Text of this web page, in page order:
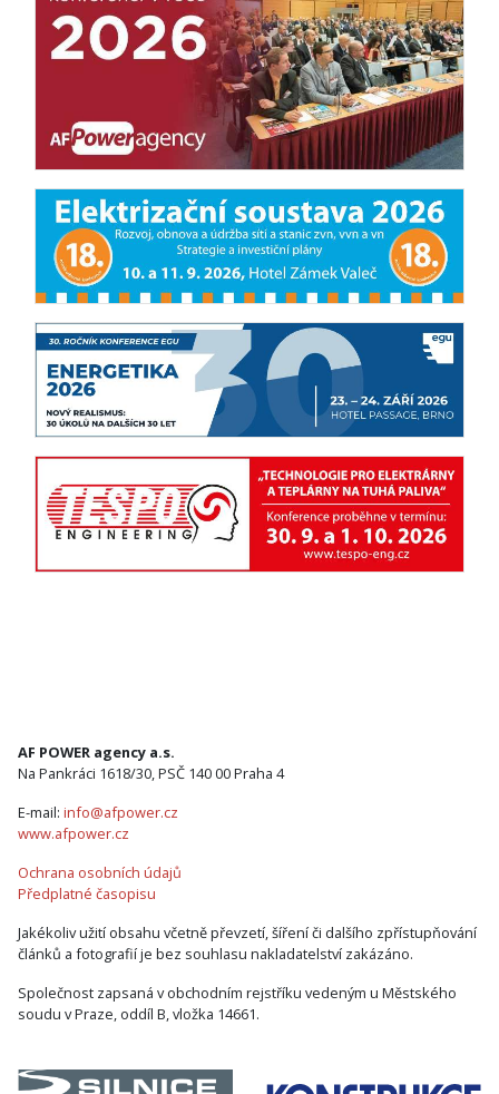
AF POWER agency a.s.
Na Pankráci 1618/30, PSČ 140 00 Praha 4
E-mail: info@afpower.cz
www.afpower.cz
Ochrana osobních údajů
Předplatné časopisu
Jakékoliv užití obsahu včetně převzetí, šíření či dalšího zpřístupňování
článků a fotografií je bez souhlasu nakladatelství zakázáno.
Společnost zapsaná v obchodním rejstříku vedeným u Městského
soudu v Praze, oddíl B, vložka 14661.